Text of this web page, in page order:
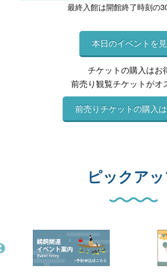
最終入館は開館終了時刻の
本日のイベントを
チケットの購入はお
前売り観覧チケットがオ
前売りチケットの購入
ピックア